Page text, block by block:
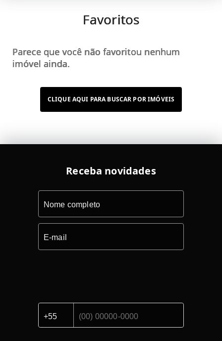
Favoritos
Parece que você não favoritou nenhum
imóvel ainda.
CLIQUE AQUI PARA BUSCAR POR IMÓVEIS
Receba novidades